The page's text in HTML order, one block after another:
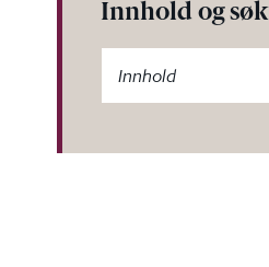
Innhold og søk
Innhold